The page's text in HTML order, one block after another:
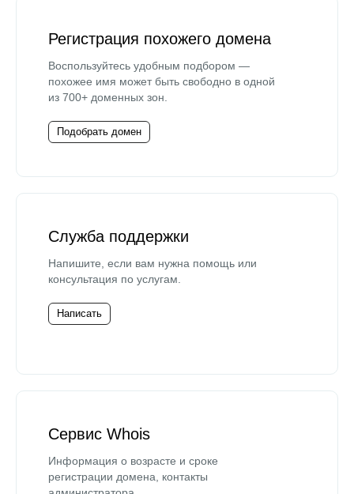
Регистрация похожего домена
Воспользуйтесь удобным подбором —
похожее имя может быть свободно в одной
из 700+ доменных зон.
Подобрать домен
Служба поддержки
Напишите, если вам нужна помощь или
консультация по услугам.
Написать
Сервис Whois
Информация о возрасте и сроке
регистрации домена, контакты